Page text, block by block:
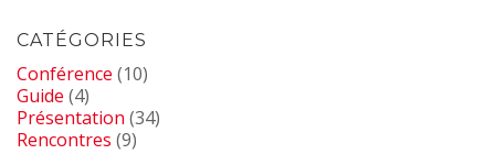
CATÉGORIES
Conférence (10)
Guide (4)
Présentation (34)
Rencontres (9)